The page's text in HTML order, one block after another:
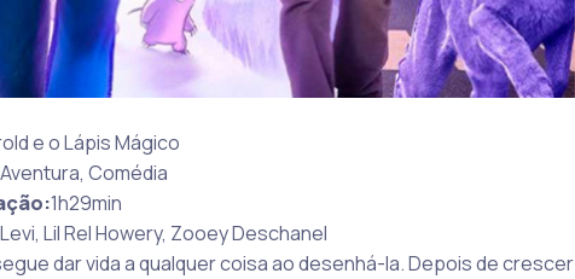
e o Lápis Mágico
Aventura, Comédia
1h29min
Lil Rel Howery, Zooey Deschanel
dar vida a qualquer coisa ao desenhá-la. Depois de crescer